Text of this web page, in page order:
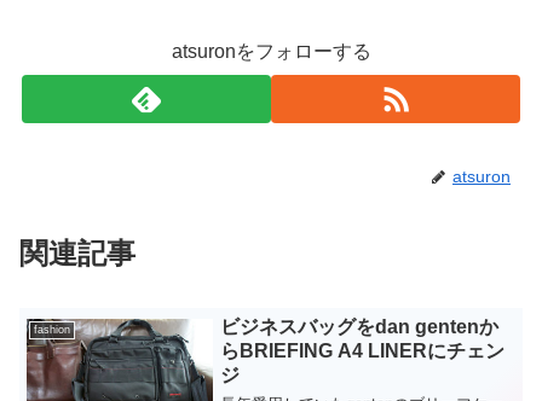
atsuronをフォローする
atsuron
関連記事
fashion
ビジネスバッグをdan gentenか
らBRIEFING A4 LINERにチェン
ジ